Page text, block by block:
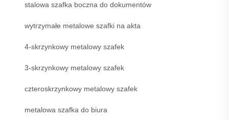
stalowa szafka boczna do dokumentów
wytrzymałe metalowe szafki na akta
4-skrzynkowy metalowy szafek
3-skrzynkowy metalowy szafek
czteroskrzynkowy metalowy szafek
metalowa szafka do biura